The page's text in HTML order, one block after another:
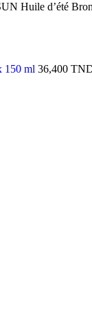
Huile d’été
150 ml 36,400